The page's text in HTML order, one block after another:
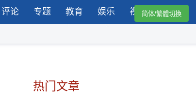
评论 专题 教育 娱乐 视频简体/繁體切換
热门文章